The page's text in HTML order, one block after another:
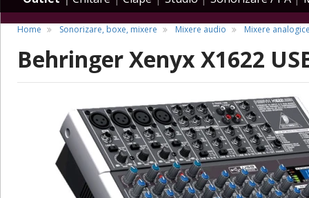
muzicale,
echipamente
pro-
audio
Home Sonorizare, boxe, mixere Mixere audio Mixere analogice
Behringer Xenyx X1622